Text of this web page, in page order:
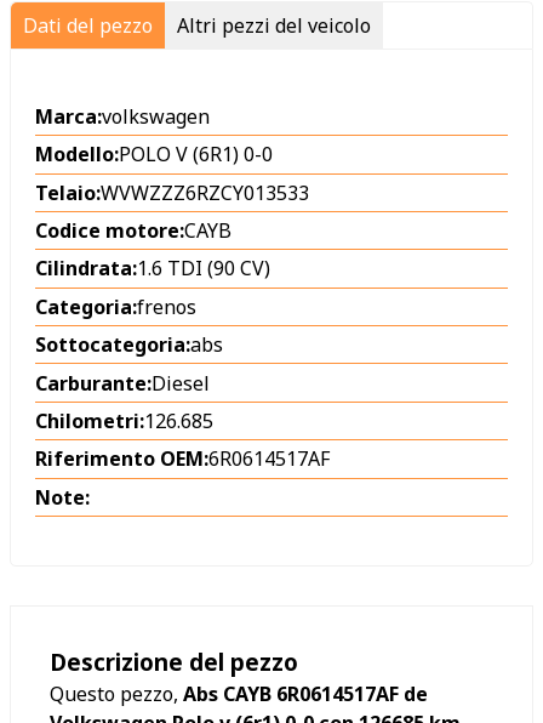
Dati del pezzo Altri pezzi del veicolo
Marca:volkswagen
Modello:POLO V (6R1) 0-0
Telaio:WVWZZZ6RZCY013533
Codice motore:CAYB
Cilindrata:1.6 TDI (90 CV)
Categoria:frenos
Sottocategoria:abs
Carburante:Diesel
Chilometri:126.685
Riferimento OEM:6R0614517AF
Note:
Descrizione del pezzo
Questo pezzo, Abs CAYB 6R0614517AF de